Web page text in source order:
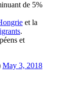
de 5%
et la
.
et
May 3, 2018